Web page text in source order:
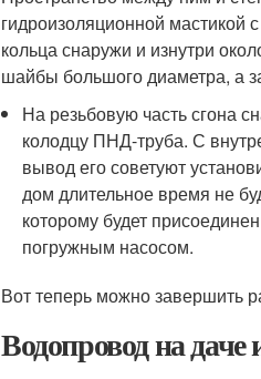
гидроизоляционной
кольца снаружи и изнутри
шайбы большого диаметра, а
На резьбовую часть сгона
колодцу ПНД-труба. С
вывод его советуют
дом длительное время не
которому будет
погружным насосом.
Вот теперь можно завершить
Водопровод на даче